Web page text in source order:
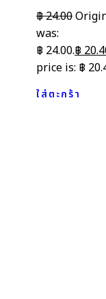
฿24.00
was:
฿ 24.00.฿
price is: ฿
ใส่ตะกร้า